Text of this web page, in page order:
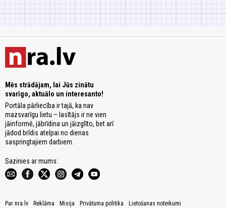
Mēs strādājam, lai Jūs zinātu
svarīgo, aktuālo un interesanto!
Portāla pārliecība ir tajā, ka nav
mazsvarīgu lietu – lasītājs ir ne vien
jāinformē, jābrīdina un jāizglīto, bet arī
jādod brīdis atelpai no dienas
saspringtajiem darbiem.
Sazinies ar mums:
Par nra.lv Reklāma Misija Privātuma politika Lietošanas noteikumi